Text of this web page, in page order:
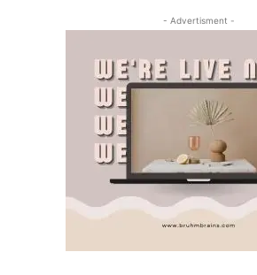
- Advertisment -